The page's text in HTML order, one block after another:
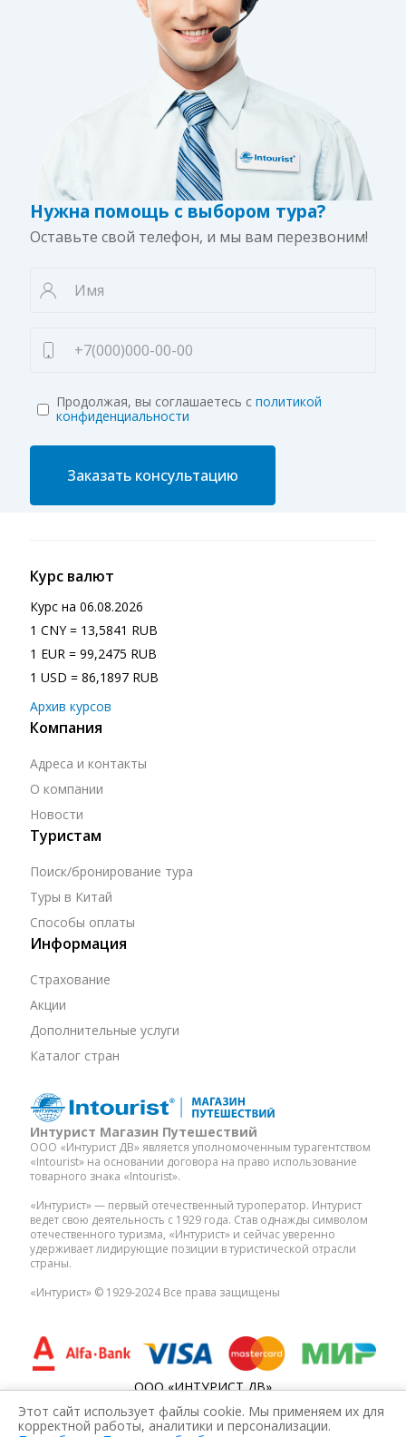
Нужна помощь с выбором тура?
Оставьте свой телефон, и мы вам перезвоним!
Продолжая, вы соглашаетесь с политикой
конфиденциальности
Заказать консультацию
Курс валют
Курс на 06.08.2026
1 CNY = 13,5841 RUB
1 EUR = 99,2475 RUB
1 USD = 86,1897 RUB
Архив курсов
Компания
Адреса и контакты
О компании
Новости
Туристам
Поиск/бронирование тура
Туры в Китай
Способы оплаты
Информация
Страхование
Акции
Дополнительные услуги
Каталог стран
Интурист Магазин Путешествий
ООО «Интурист ДВ» является уполномоченным турагентством
«Intourist» на основании договора на право использование
товарного знака «Intourist».
«Интурист» — первый отечественный туроператор. Интурист
ведет свою деятельность с 1929 года. Став однажды символом
отечественного туризма, «Интурист» и сейчас уверенно
удерживает лидирующие позиции в туристической отрасли
страны.
«Интурист» © 1929-2024 Все права защищены
ООО «ИНТУРИСТ ДВ»
ОГРН: 1172536024000
Этот сайт использует файлы cookie. Мы применяем их для
корректной работы, аналитики и персонализации.